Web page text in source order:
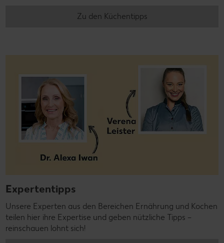
Zu den Küchentipps
Expertentipps
Unsere Experten aus den Bereichen Ernährung und Kochen
teilen hier ihre Expertise und geben nützliche Tipps –
reinschauen lohnt sich!